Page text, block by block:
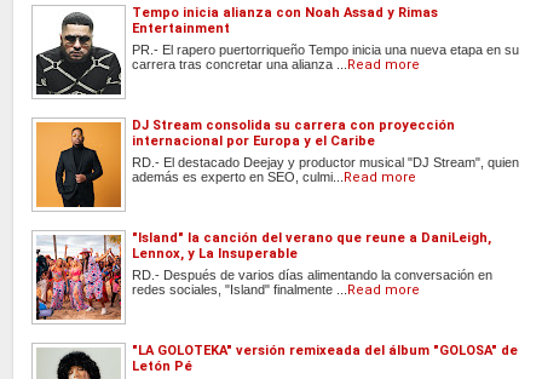
Tempo inicia alianza con Noah Assad y Rimas
Entertainment
PR.- El rapero puertorriqueño Tempo inicia una nueva etapa en su
carrera tras concretar una alianza ...
Read more
DJ Stream consolida su carrera con proyección
internacional por Europa y el Caribe
RD.- El destacado Deejay y productor musical "DJ Stream", quien
además es experto en SEO, culmi...
Read more
"Island" la canción del verano que reune a DaniLeigh,
Lennox, y La Insuperable
RD.- Después de varios días alimentando la conversación en
redes sociales, "Island" finalmente ...
Read more
"LA GOLOTEKA" versión remixeada del álbum "GOLOSA" de
Letón Pé